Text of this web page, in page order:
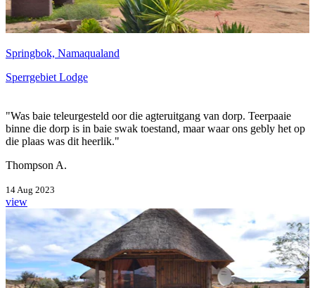
Springbok, Namaqualand
Sperrgebiet Lodge
"Was baie teleurgesteld oor die agteruitgang van dorp. Teerpaaie
binne die dorp is in baie swak toestand, maar waar ons gebly het op
die plaas was dit heerlik."
Thompson A.
14 Aug 2023
view